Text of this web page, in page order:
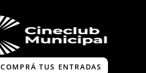
COMPRÁ TUS ENTRADAS